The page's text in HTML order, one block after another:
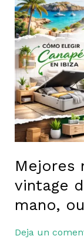
Mejores
vintage
mano,
Deja un
mercadillos
y
tiendas
vintage
de
Ibiza:
segunda
mano,
outlets
y
Remar